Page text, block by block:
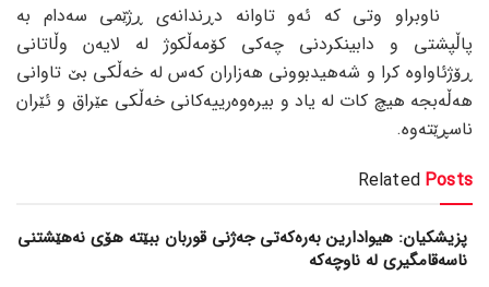
ناوبراو وتی کە ئەو تاوانە دڕندانەی ڕژێمی سەدام بە
پاڵپشتی و دابینکردنی چەکی کۆمەڵکوژ لە لایەن وڵاتانی
ڕۆژئاواوە کرا و شەهیدبوونی هەزاران کەس لە خەڵکی بێ تاوانی
هەڵەبجە هیچ کات لە یاد و بیرەوەرییەکانی خەڵکی عێراق و ئێران
ناسڕێتەوە.
Related Posts
پزیشکیان: هیوادارین بەرەکەتی جەژنی قوربان ببێتە هۆی نەهێشتنی
ناسەقامگیری لە ناوچەکە